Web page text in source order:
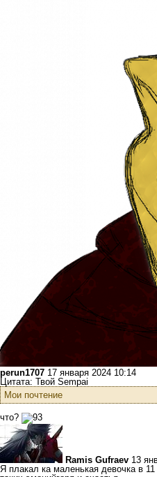
perun1707 17 января 2024 10:14
Цитата: Твой Sempai
Мои почтение
что?
Ramis Gufraev 13
Я плакал ка маленькая девочка в